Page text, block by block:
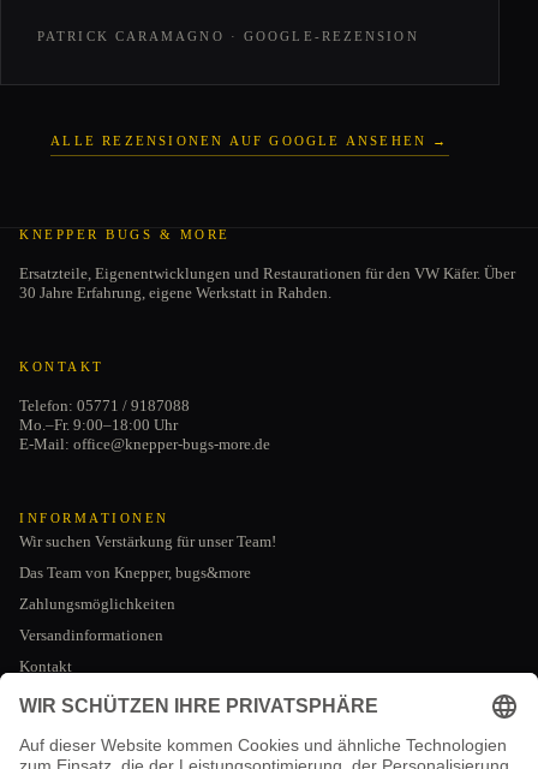
PATRICK CARAMAGNO · GOOGLE-REZENSION
ALLE REZENSIONEN AUF GOOGLE ANSEHEN →
KNEPPER BUGS & MORE
Ersatzteile, Eigenentwicklungen und Restaurationen für den VW Käfer. Über
30 Jahre Erfahrung, eigene Werkstatt in Rahden.
KONTAKT
Telefon: 05771 / 9187088
Mo.–Fr. 9:00–18:00 Uhr
E-Mail: office@knepper-bugs-more.de
INFORMATIONEN
Wir suchen Verstärkung für unser Team!
Das Team von Knepper, bugs&more
Zahlungsmöglichkeiten
Versandinformationen
Kontakt
RECHTLICHES
Impressum
AGB
Impressum